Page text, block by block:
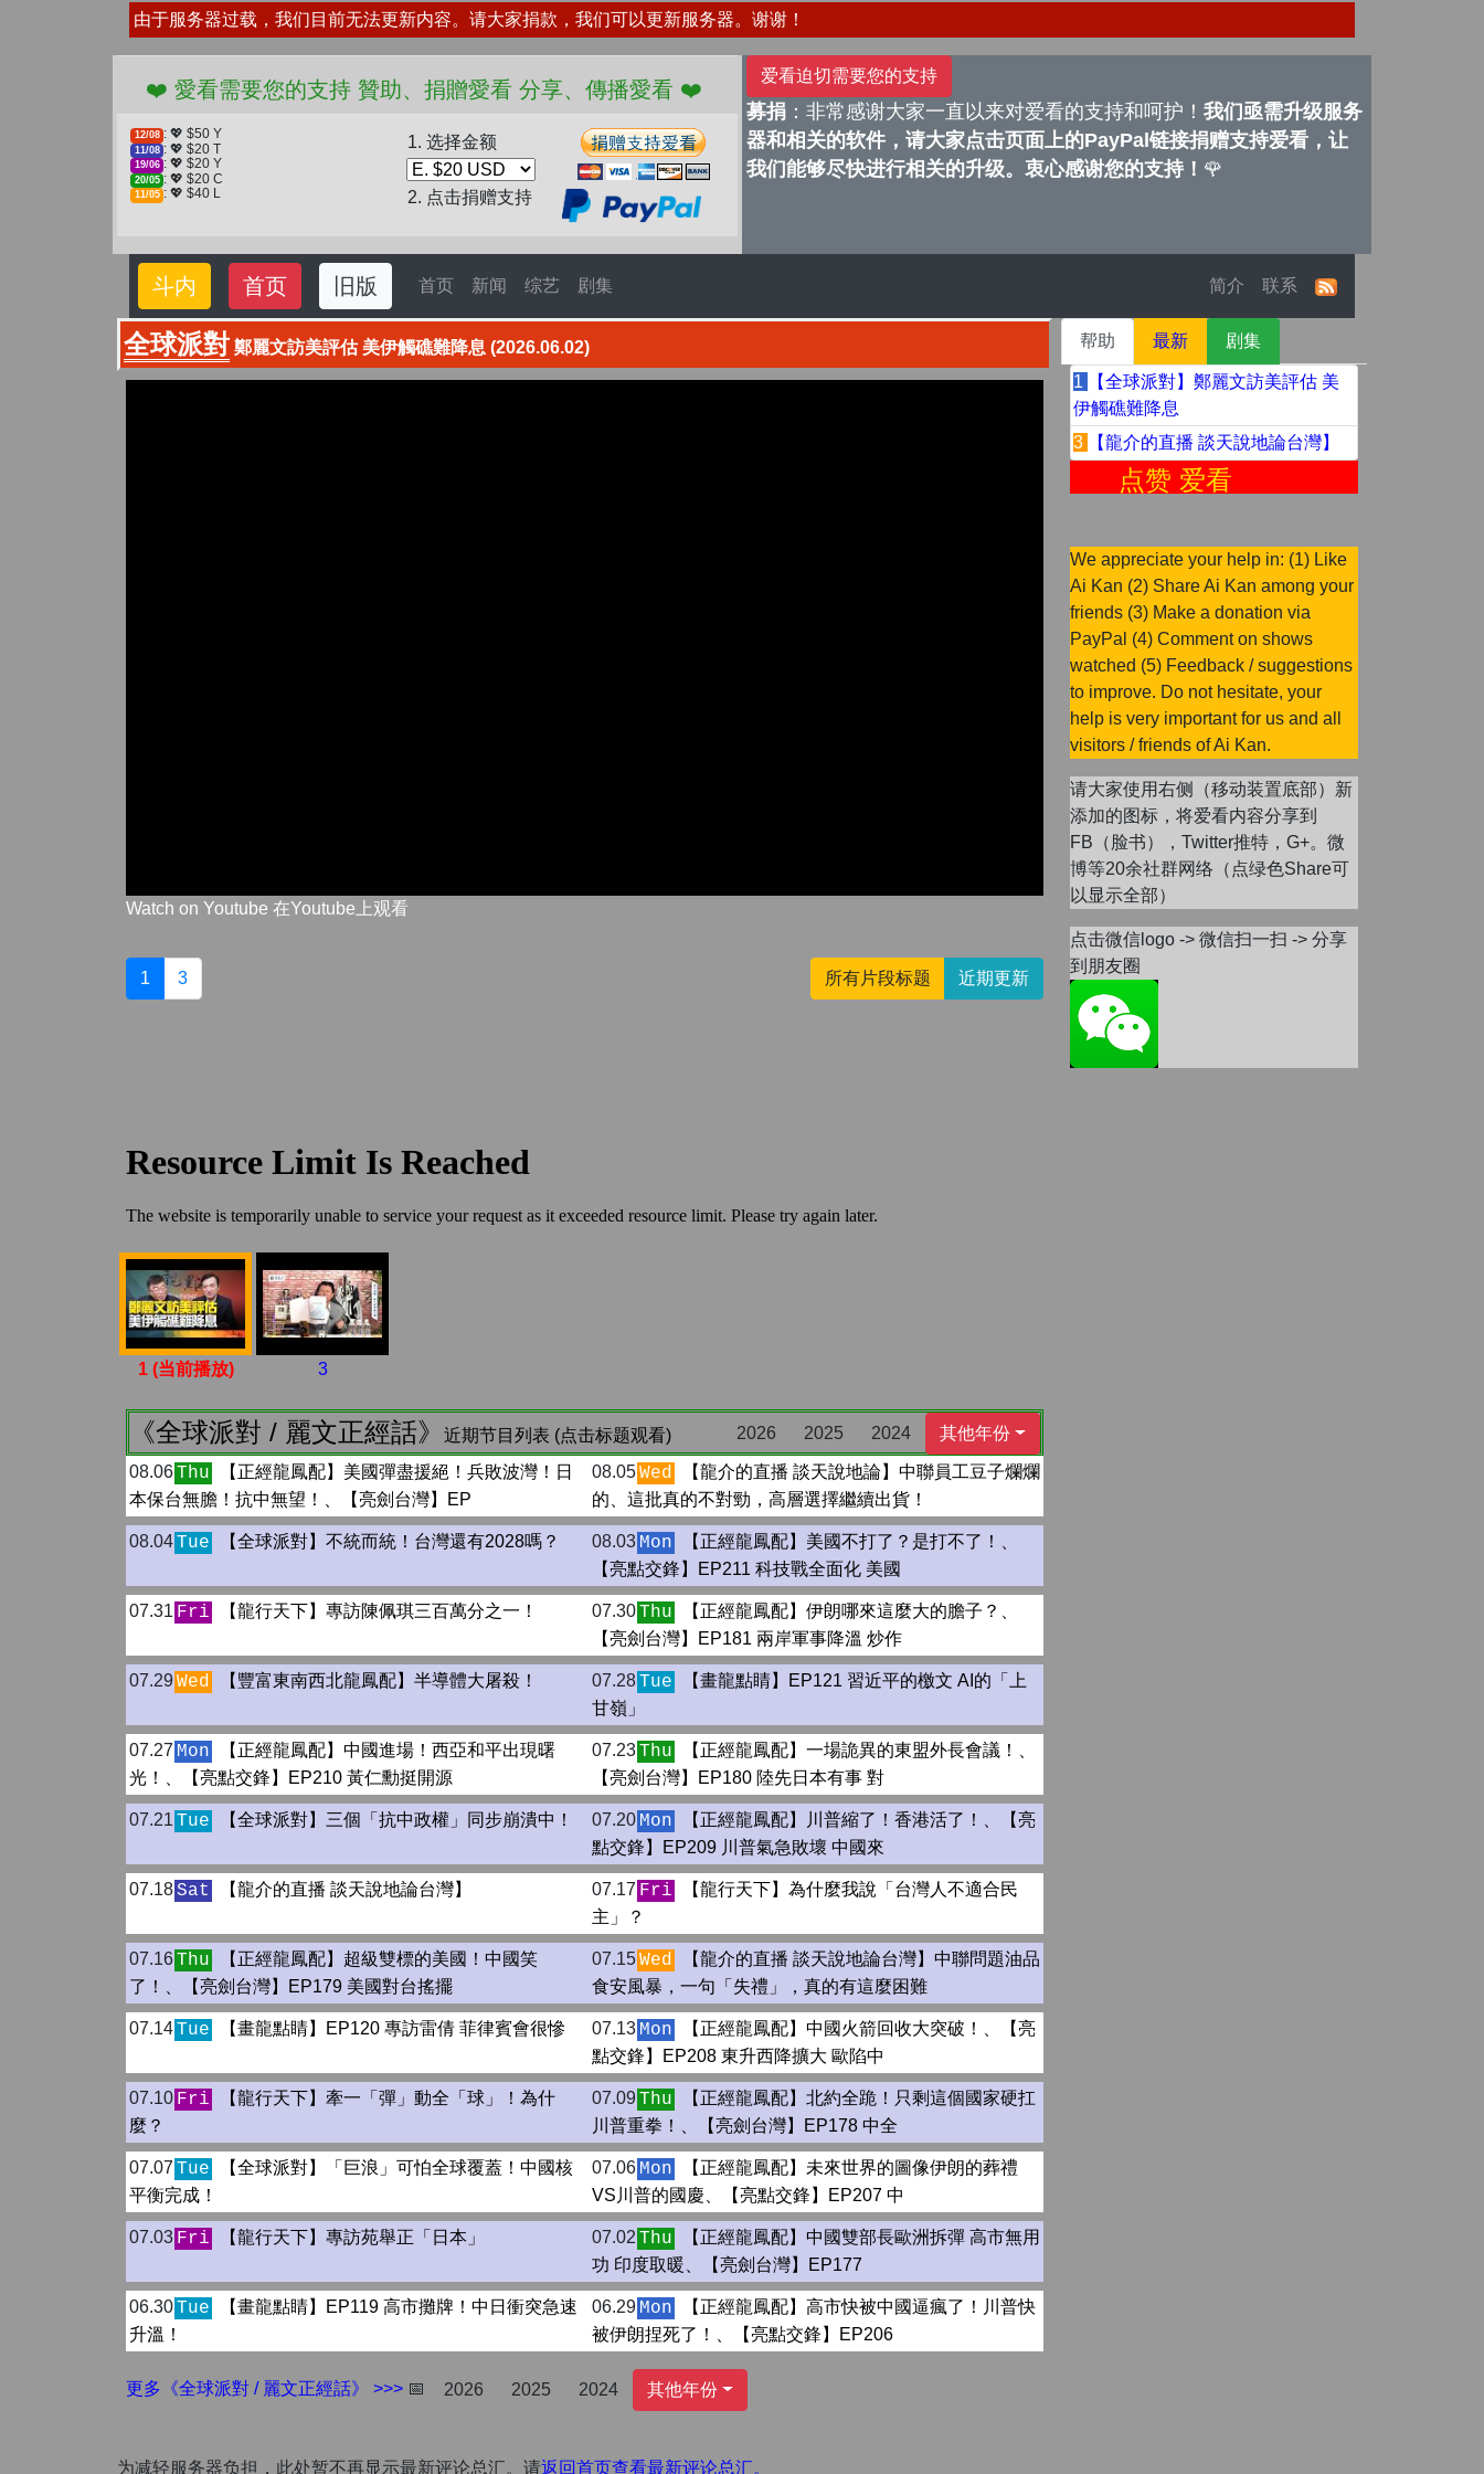
由于服务器过载，我们目前无法更新内容。请大家捐款，我们可以更新服务器。谢谢！
❤️ 愛看需要您的支持 贊助、捐贈愛看 分享、傳播愛看 ❤️
12/08 : 💖 $50 Y
11/08 : 💖 $20 T
19/06 : 💖 $20 Y
20/05 : 💖 $20 C
11/05 : 💖 $40 L
1. 选择金额
2. 点击捐赠支持
爱看迫切需要您的支持
募捐 ：非常感谢大家一直以来对爱看的支持和呵护！ 我们亟需升级服务
器和相关的软件，请大家点击页面上的PayPal链接捐赠支持爱看，让
我们能够尽快进行相关的升级。衷心感谢您的支持！ 🌹
斗内 首页 旧版 首页 新闻 综艺 剧集 简介 联系
全球派對 鄭麗文訪美評估 美伊觸礁難降息 (2026.06.02)
Watch on Youtube 在Youtube上观看
1 3 所有片段标题 近期更新
1 (当前播放) 3
《全球派對 / 麗文正經話》 近期节目列表 (点击标题观看) 2026 2025 2024 其他年份
08.06 Thu
【正經龍鳳配】美國彈盡援絕！兵敗波灣！日
本保台無膽！抗中無望！、【亮劍台灣】EP
08.05Wed
【龍介的直播 談天說地論】中聯員工豆子爛爛
的、這批真的不對勁，高層選擇繼續出貨！
08.04 Tue 【全球派對】不統而統！台灣還有2028嗎？ 08.03 Mon
【正經龍鳳配】美國不打了？是打不了！、
【亮點交鋒】EP211 科技戰全面化 美國
07.31 Fri 【龍行天下】專訪陳佩琪三百萬分之一！ 07.30 Thu
【正經龍鳳配】伊朗哪來這麼大的膽子？、
【亮劍台灣】EP181 兩岸軍事降溫 炒作
07.29Wed 【豐富東南西北龍鳳配】半導體大屠殺！ 07.28 Tue
【畫龍點睛】EP121 習近平的檄文 AI的「上
甘嶺」
07.27 Mon
【正經龍鳳配】中國進場！西亞和平出現曙
光！、【亮點交鋒】EP210 黃仁勳挺開源
07.23 Thu
【正經龍鳳配】一場詭異的東盟外長會議！、
【亮劍台灣】EP180 陸先日本有事 對
07.21 Tue 【全球派對】三個「抗中政權」同步崩潰中！ 07.20 Mon
【正經龍鳳配】川普縮了！香港活了！、【亮
點交鋒】EP209 川普氣急敗壞 中國來
07.18Sat 【龍介的直播 談天說地論台灣】 07.17 Fri
【龍行天下】為什麼我說「台灣人不適合民
主」？
07.16 Thu
【正經龍鳳配】超級雙標的美國！中國笑
了！、【亮劍台灣】EP179 美國對台搖擺
07.15Wed
【龍介的直播 談天說地論台灣】中聯問題油品
食安風暴，一句「失禮」，真的有這麼困難
07.14 Tue 【畫龍點睛】EP120 專訪雷倩 菲律賓會很慘 07.13 Mon
【正經龍鳳配】中國火箭回收大突破！、【亮
點交鋒】EP208 東升西降擴大 歐陷中
07.10 Fri
【龍行天下】牽一「彈」動全「球」！為什
麼？
07.09 Thu
【正經龍鳳配】北約全跪！只剩這個國家硬扛
川普重拳！、【亮劍台灣】EP178 中全
07.07 Tue
【全球派對】「巨浪」可怕全球覆蓋！中國核
平衡完成！
07.06 Mon
【正經龍鳳配】未來世界的圖像伊朗的葬禮
VS川普的國慶、【亮點交鋒】EP207 中
07.03 Fri 【龍行天下】專訪苑舉正「日本」 07.02 Thu
【正經龍鳳配】中國雙部長歐洲拆彈 高市無用
功 印度取暖、【亮劍台灣】EP177
06.30 Tue
【畫龍點睛】EP119 高市攤牌！中日衝突急速
升溫！
06.29 Mon
【正經龍鳳配】高市快被中國逼瘋了！川普快
被伊朗捏死了！、【亮點交鋒】EP206
更多《全球派對 / 麗文正經話》 >>> 📅 2026 2025 2024 其他年份
为减轻服务器负担，此处暂不再显示最新评论总汇。请返回首页查看最新评论总汇。
帮助 最新 剧集
1
【全球派對】鄭麗文訪美評估 美
伊觸礁難降息
3
【龍介的直播 談天說地論台灣】
点赞 爱看
We appreciate your help in: (1) Like
Ai Kan (2) Share Ai Kan among your
friends (3) Make a donation via
PayPal (4) Comment on shows
watched (5) Feedback / suggestions
to improve. Do not hesitate, your
help is very important for us and all
visitors / friends of Ai Kan.
请大家使用右侧（移动装置底部）新
添加的图标，将爱看内容分享到
FB（脸书），Twitter推特，G+。微
博等20余社群网络（点绿色Share可
以显示全部）
点击微信logo -> 微信扫一扫 -> 分享
到朋友圈